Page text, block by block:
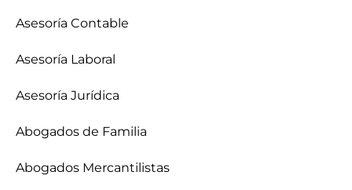
Asesoría Contable
Asesoría Laboral
Asesoría Jurídica
Abogados de Familia
Abogados Mercantilistas